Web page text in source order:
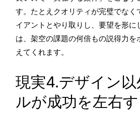
す。たとえクオリティが完璧でなく
イアントとやり取りし、要望を形に
は、架空の課題の何倍もの説得力を
えてくれます。
現実4.デザイン以
ルが成功を左右